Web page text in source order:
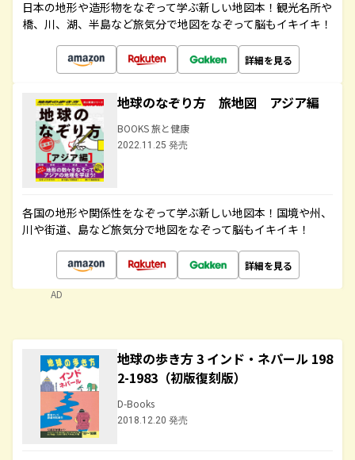
日本の地形や造形物をなぞって学ぶ新しい地図本！観光名所や
橋、川、湖、半島など旅気分で地図をなぞって脳もイキイキ！
詳細を見る
地球のなぞり方 旅地図 アジア編
BOOKS 旅と健康
2022.11.25 発売
各国の地形や関係性をなぞって学ぶ新しい地図本！国境や州、
川や街道、島など旅気分で地図をなぞって脳もイキイキ！
詳細を見る
AD
地球の歩き方 3 インド・ネパール 198
2-1983（初版復刻版）
D-Books
2018.12.20 発売